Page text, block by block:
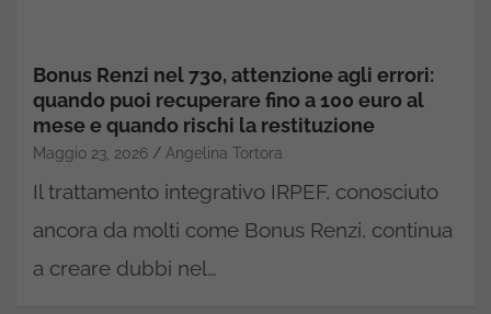
Bonus Renzi nel 730, attenzione agli errori:
quando puoi recuperare fino a 100 euro al
mese e quando rischi la restituzione
Maggio 23, 2026 Angelina Tortora
Il trattamento integrativo IRPEF, conosciuto
ancora da molti come Bonus Renzi, continua
a creare dubbi nel…